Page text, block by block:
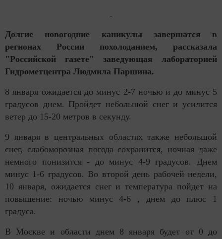
Долгие новогодние каникулы завершатся в
регионах России похолоданием, рассказала
"Российской газете" заведующая лабораторией
Гидрометцентра Людмила Паршина.
8 января ожидается до минус 2-7 ночью и до минус 5
градусов днем. Пройдет небольшой снег и усилится
ветер до 15-20 метров в секунду.
9 января в центральных областях также небольшой
снег, слабоморозная погода сохранится, ночная даже
немного понизится - до минус 4-9 градусов. Днем
минус 1-6 градусов. Во второй день рабочей недели,
10 января, ожидается снег и температура пойдет на
повышение: ночью минус 4-6 , днем до плюс 1
градуса.
В Москве и области днем 8 января будет от 0 до